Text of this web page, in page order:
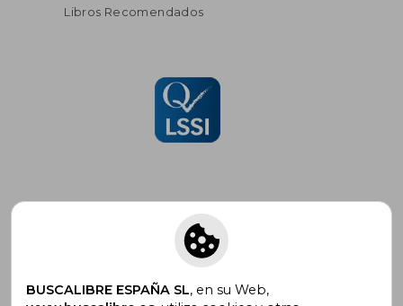
Libros Recomendados
Suscríbete para recibir ofertas y
promociones
BUSCALIBRE ESPAÑA SL, en su Web,